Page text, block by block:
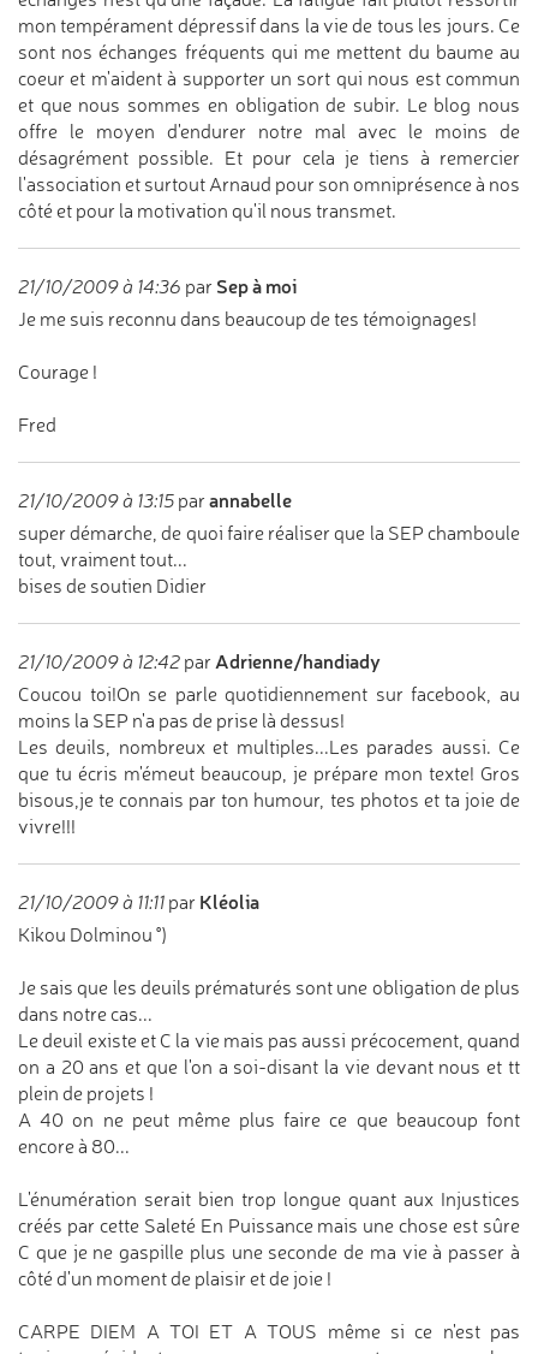
mon tempérament dépressif dans la vie de tous les jours. Ce
sont nos échanges fréquents qui me mettent du baume au
coeur et m'aident à supporter un sort qui nous est commun
et que nous sommes en obligation de subir. Le blog nous
offre le moyen d'endurer notre mal avec le moins de
désagrément possible. Et pour cela je tiens à remercier
l'association et surtout Arnaud pour son omniprésence à nos
côté et pour la motivation qu'il nous transmet.
21/10/2009 à 14:36 par Sep à moi
Je me suis reconnu dans beaucoup de tes témoignages!
Courage !
Fred
21/10/2009 à 13:15 par annabelle
super démarche, de quoi faire réaliser que la SEP chamboule
tout, vraiment tout...
bises de soutien Didier
21/10/2009 à 12:42 par Adrienne/handiady
Coucou toi!On se parle quotidiennement sur facebook, au
moins la SEP n'a pas de prise là dessus!
Les deuils, nombreux et multiples...Les parades aussi. Ce
que tu écris m'émeut beaucoup, je prépare mon texte! Gros
bisous,je te connais par ton humour, tes photos et ta joie de
vivre!!!
21/10/2009 à 11:11 par Kléolia
Kikou Dolminou °)
Je sais que les deuils prématurés sont une obligation de plus
dans notre cas...
Le deuil existe et C la vie mais pas aussi précocement, quand
on a 20 ans et que l'on a soi-disant la vie devant nous et tt
plein de projets !
A 40 on ne peut même plus faire ce que beaucoup font
encore à 80...
L'énumération serait bien trop longue quant aux Injustices
créés par cette Saleté En Puissance mais une chose est sûre
C que je ne gaspille plus une seconde de ma vie à passer à
côté d'un moment de plaisir et de joie !
CARPE DIEM A TOI ET A TOUS même si ce n'est pas